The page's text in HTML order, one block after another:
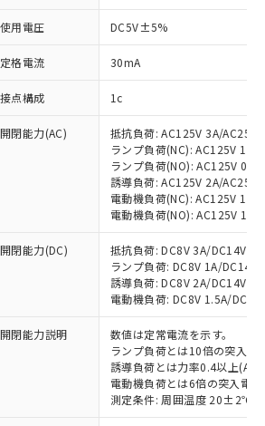
使用電圧 DC5V±5%
定格電流 30mA
接点構成 1c
開閉能力(AC)
抵抗負荷: AC125V 3A/
ランプ負荷(NC): AC125V 1A/
ランプ負荷(NO): AC125V
誘導負荷: AC125V 2A/
電動機負荷(NC): AC125V
電動機負荷(NO): AC125V 1A/
開閉能力(DC)
抵抗負荷: DC8V 3A/DC14V
ランプ負荷: DC8V 1A/
誘導負荷: DC8V 2A/DC14V
電動機負荷: DC8V 1.5A/
開閉能力説明
数値は定常電流を示す。
ランプ負荷とは10倍の突入電
誘導負荷とは力率0.4以上
電動機負荷とは6倍の突入電
測定条件: 周囲温度 20±2℃